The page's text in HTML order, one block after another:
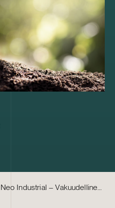
Neo Industrial – Vakuudellinen vihreä seniorjoukkolaina